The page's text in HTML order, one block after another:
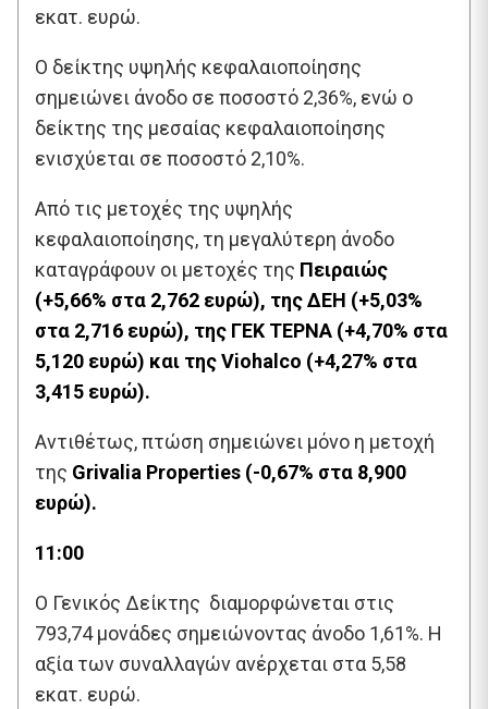
εκατ. ευρώ.
Ο δείκτης υψηλής κεφαλαιοποίησης
σημειώνει άνοδο σε ποσοστό 2,36%, ενώ ο
δείκτης της μεσαίας κεφαλαιοποίησης
ενισχύεται σε ποσοστό 2,10%.
Από τις μετοχές της υψηλής
κεφαλαιοποίησης, τη μεγαλύτερη άνοδο
καταγράφουν οι μετοχές της Πειραιώς
(+5,66% στα 2,762 ευρώ), της ΔΕΗ (+5,03%
στα 2,716 ευρώ), της ΓΕΚ ΤΕΡΝΑ (+4,70% στα
5,120 ευρώ) και της Viohalco (+4,27% στα
3,415 ευρώ).
Αντιθέτως, πτώση σημειώνει μόνο η μετοχή
της Grivalia Properties (-0,67% στα 8,900
ευρώ).
11:00
O Γενικός Δείκτης διαμορφώνεται στις
793,74 μονάδες σημειώνοντας άνοδο 1,61%. Η
αξία των συναλλαγών ανέρχεται στα 5,58
εκατ. ευρώ.